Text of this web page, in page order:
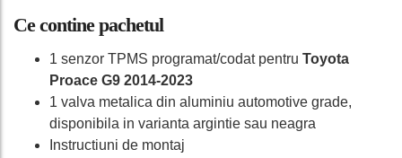
Ce contine pachetul
1 senzor TPMS programat/codat pentru Toyota
Proace G9 2014-2023
1 valva metalica din aluminiu automotive grade,
disponibila in varianta argintie sau neagra
Instructiuni de montaj